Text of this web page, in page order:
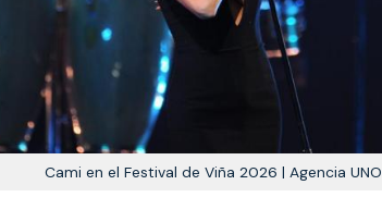
Cami en el Festival de Viña 2026 | Agencia UNO